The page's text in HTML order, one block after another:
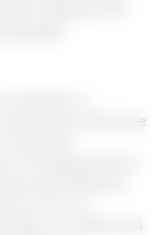
também a
tardar até 30 de
de
do Regulamento
administrativo
as micro e
a revisão será